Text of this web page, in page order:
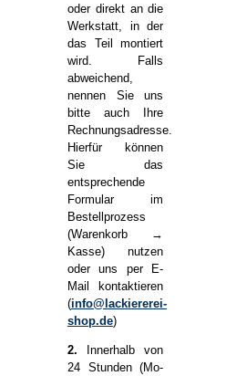
oder direkt an die
Werkstatt, in der
das Teil montiert
wird. Falls
abweichend,
nennen Sie uns
bitte auch Ihre
Rechnungsadresse.
Hierfür können
Sie das
entsprechende
Formular im
Bestellprozess
(Warenkorb →
Kasse) nutzen
oder uns per E-
Mail kontaktieren
(info@lackiererei-
shop.de)
2. Innerhalb von
24 Stunden (Mo-